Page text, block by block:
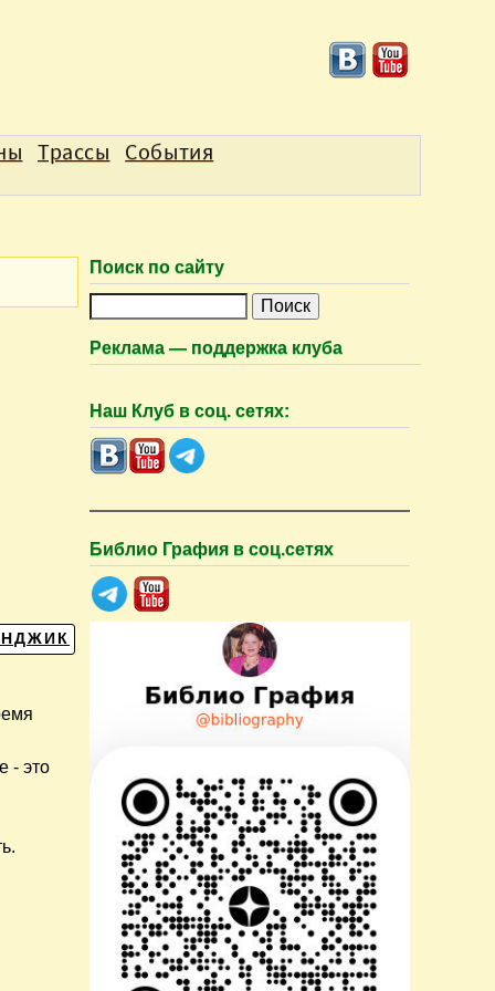
- это
Трассы События
Поиск по сайту
и
к
Реклама — поддержка клуба
Наш Клуб в соц. сетях:
Библио Графия в соц.сетях